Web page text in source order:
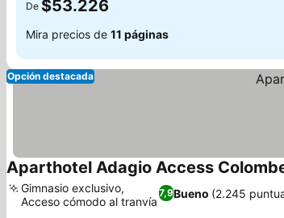
De $53.226
Mira precios de 11 páginas
Opción destacada
Aparthotel Adagio Access
7,9Bueno (2.245
Gimnasio exclusivo,
Acceso cómodo al tranvía